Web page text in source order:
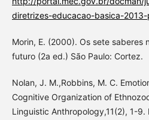
diretrizes-educacao-basica-
Morin, E. (2000). Os sete saberes
futuro (2a ed.) São Paulo: Cortez.
Nolan, J. M.,Robbins, M. C.
Cognitive Organization of
Linguistic Anthropology,11(2), 1-9.